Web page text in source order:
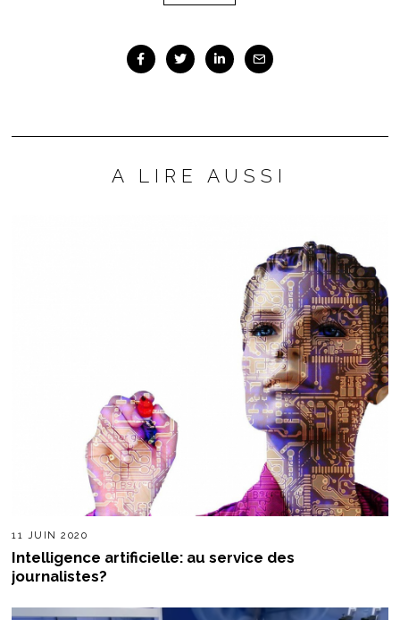
A LIRE AUSSI
11 JUIN 2020
Intelligence artificielle: au service des
journalistes?